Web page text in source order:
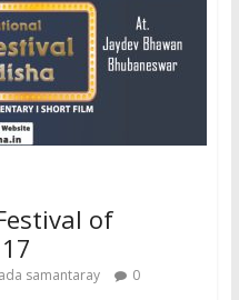
of
samantaray 0